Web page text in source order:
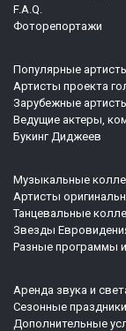
F.A.Q.
Фоторепортажи
Популярные
Артисты проекта
Зарубежные
Ведущие актеры,
Букинг Диджеев
Музыкальные
Артисты
Танцевальные
Звезды
Разные программы
Аренда звука и
Сезонные праздники
Дополнительные